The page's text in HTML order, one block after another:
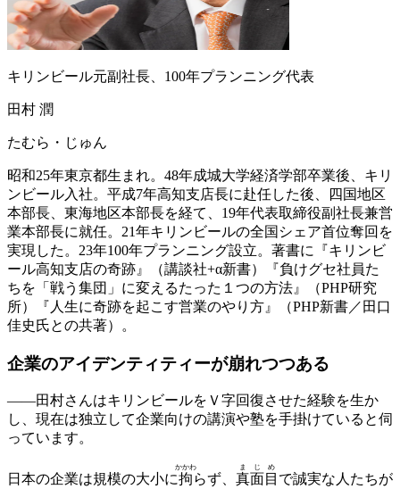
キリンビール元副社長、100年プランニング代表
田村 潤
たむら・じゅん
昭和25年東京都生まれ。48年成城大学経済学部卒業後、キリ
ンビール入社。平成7年高知支店長に赴任した後、四国地区
本部長、東海地区本部長を経て、19年代表取締役副社長兼営
業本部長に就任。21年キリンビールの全国シェア首位奪回を
実現した。23年100年プランニング設立。著書に『キリンビ
ール高知支店の奇跡』（講談社+α新書）『負けグセ社員た
ちを「戦う集団」に変えるたった１つの方法』（PHP研究
所）『人生に奇跡を起こす営業のやり方』（PHP新書／田口
佳史氏との共著）。
企業のアイデンティティーが崩れつつある
——田村さんはキリンビールをＶ字回復させた経験を生か
し、現在は独立して企業向けの講演や塾を手掛けていると伺
っています。
日本の企業は規模の大小に拘
かかわ
らず、 真面目
まじめ
で誠実な人たちが